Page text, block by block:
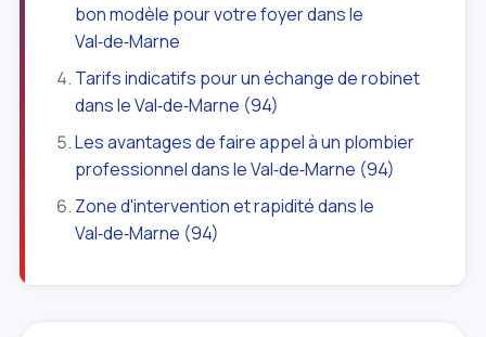
bon modèle pour votre foyer dans le
Val‑de‑Marne
Tarifs indicatifs pour un échange de robinet
dans le Val‑de‑Marne (94)
Les avantages de faire appel à un plombier
professionnel dans le Val‑de‑Marne (94)
Zone d'intervention et rapidité dans le
Val‑de‑Marne (94)